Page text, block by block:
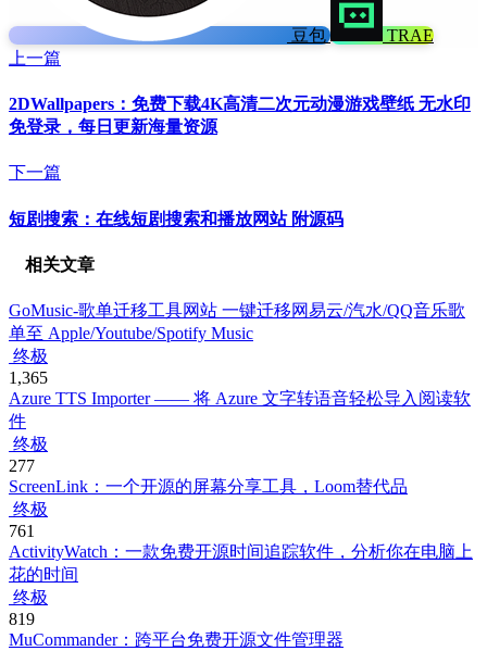
豆包
TRAE
上一篇
2DWallpapers：免费下载4K高清二次元动漫游戏壁纸 无水印
免登录，每日更新海量资源
下一篇
短剧搜索：在线短剧搜索和播放网站 附源码
相关文章
GoMusic-歌单迁移工具网站 一键迁移网易云/汽水/QQ音乐歌
单至 Apple/Youtube/Spotify Music
终极
1,365
Azure TTS Importer —— 将 Azure 文字转语音轻松导入阅读软
件
终极
277
ScreenLink：一个开源的屏幕分享工具，Loom替代品
终极
761
ActivityWatch：一款免费开源时间追踪软件，分析你在电脑上
花的时间
终极
819
MuCommander：跨平台免费开源文件管理器